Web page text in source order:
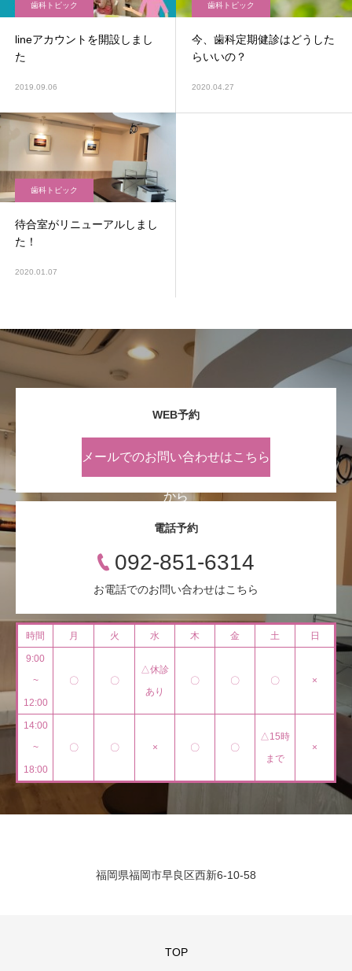
歯科トピック
lineアカウントを開設しまし
た
2019.09.06
歯科トピック
今、歯科定期健診はどうした
らいいの？
2020.04.27
歯科トピック
待合室がリニューアルしまし
た！
2020.01.07
WEB予約
メールでのお問い合わせはこちら
から
電話予約
092-851-6314
お電話でのお問い合わせはこちら
時間 月 火 水 木 金 土 日
9:00
~
12:00
〇 〇
△休診
あり
〇 〇 〇 ×
14:00
~
18:00
〇 〇 × 〇 〇
△15時
まで
×
福岡県福岡市早良区西新6-10-58
TOP